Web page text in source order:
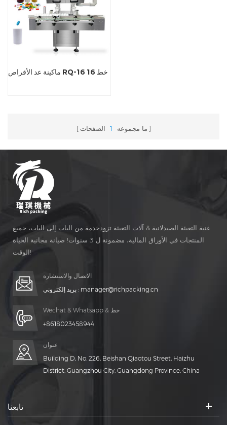
ماكينة عد الأقراص RQ-16 16 خط
ما مجموعه 1 الصفحات
غنية التعبئة الصيدلانية & آلات التعبئة تزودخدمة من الباب إلى الباب، جميع
المنتجات في الأوراق المالية، مضمونة ل 3 سنوات! صيانة مجانية الحياة
الوقت!
الاتصال والاستشارة
بريد إلكتروني : manager@richpacking.cn
Wechat & Whatsapp & خط
+8618023458944
عنوان
Building D, No. 226, Beishan Qiaotou Street, Haizhu
District, Guangzhou City, Guangdong Province, China
تابعنا